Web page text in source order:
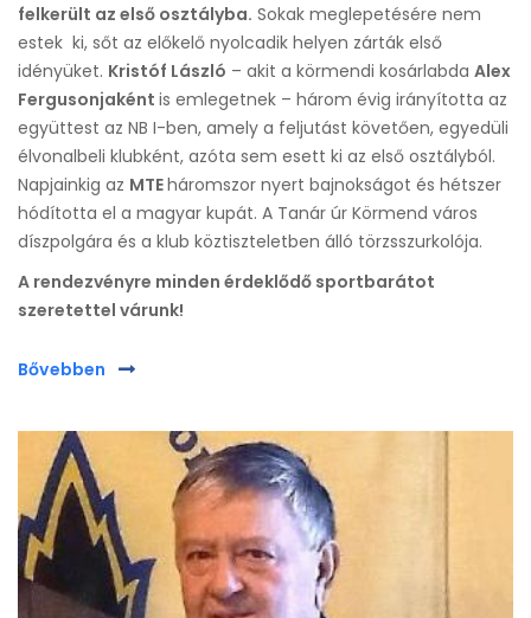
felkerült az első osztályba. Sokak meglepetésére nem
estek ki, sőt az előkelő nyolcadik helyen zárták első
idényüket. Kristóf László – akit a körmendi kosárlabda Alex
Fergusonjaként is emlegetnek – három évig irányította az
együttest az NB I-ben, amely a feljutást követően, egyedüli
élvonalbeli klubként, azóta sem esett ki az első osztályból.
Napjainkig az MTEháromszor nyert bajnokságot és hétszer
hódította el a magyar kupát. A Tanár úr Körmend város
díszpolgára és a klub köztiszteletben álló törzsszurkolója.
A rendezvényre minden érdeklődő sportbarátot
szeretettel várunk!
Bővebben